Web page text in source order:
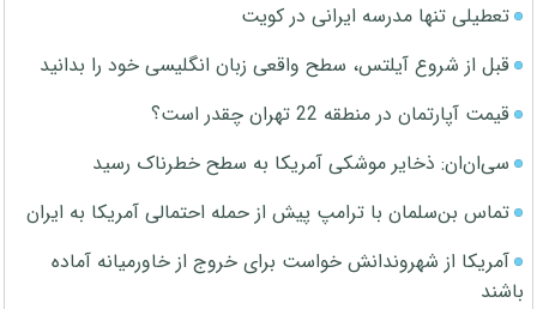
تعطیلی تنها مدرسه ایرانی در کویت
قبل از شروع آیلتس، سطح واقعی زبان انگلیسی خود را بدانید
قیمت آپارتمان در منطقه 22 تهران چقدر است؟
سی‌ان‌ان: ذخایر موشکی آمریکا به سطح خطرناک رسید
تماس بن‌سلمان با ترامپ پیش از حمله احتمالی آمریکا به ایران
آمریکا از شهروندانش خواست برای خروج از خاورمیانه آماده
باشند